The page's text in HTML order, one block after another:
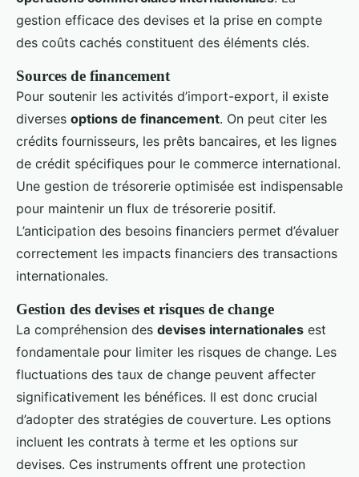
gestion efficace des devises et la prise en compte
des coûts cachés constituent des éléments clés.
Sources de financement
Pour soutenir les activités d’import-export, il existe
diverses options de financement. On peut citer les
crédits fournisseurs, les prêts bancaires, et les lignes
de crédit spécifiques pour le commerce international.
Une gestion de trésorerie optimisée est indispensable
pour maintenir un flux de trésorerie positif.
L’anticipation des besoins financiers permet d’évaluer
correctement les impacts financiers des transactions
internationales.
Gestion des devises et risques de change
La compréhension des devises internationales est
fondamentale pour limiter les risques de change. Les
fluctuations des taux de change peuvent affecter
significativement les bénéfices. Il est donc crucial
d’adopter des stratégies de couverture. Les options
incluent les contrats à terme et les options sur
devises. Ces instruments offrent une protection